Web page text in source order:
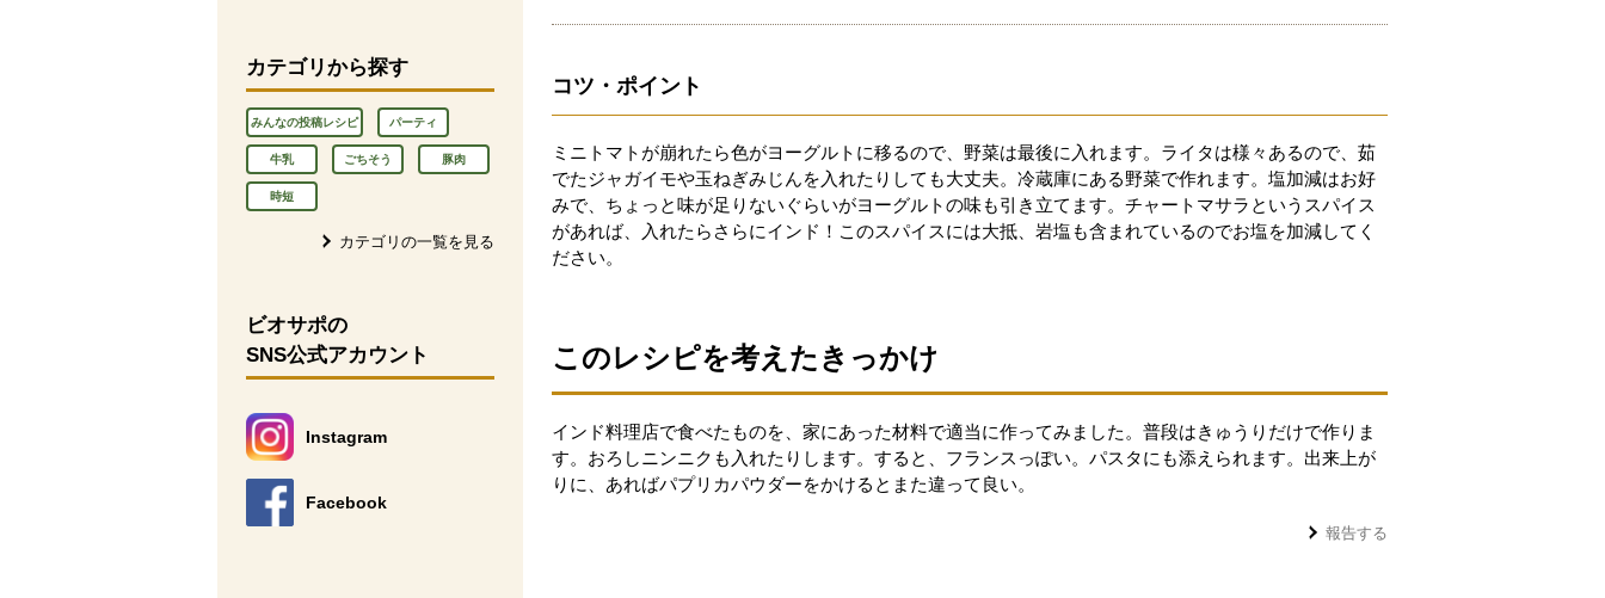
カテゴリから探す
みんなの投稿レシピ パーティ
牛乳 ごちそう 豚肉
時短
カテゴリの一覧を見る
ビオサポの
SNS公式アカウント
Instagram
別のウィンドウで開きます。
Facebook
別のウィンドウで開きます。
コツ・ポイント
ミニトマトが崩れたら色がヨーグルトに移るので、野菜は最後に入れます。ライタは様々あるので、茹
でたジャガイモや玉ねぎみじんを入れたりしても大丈夫。冷蔵庫にある野菜で作れます。塩加減はお好
みで、ちょっと味が足りないぐらいがヨーグルトの味も引き立てます。チャートマサラというスパイス
があれば、入れたらさらにインド！このスパイスには大抵、岩塩も含まれているのでお塩を加減してく
ださい。
このレシピを考えたきっかけ
インド料理店で食べたものを、家にあった材料で適当に作ってみました。普段はきゅうりだけで作りま
す。おろしニンニクも入れたりします。すると、フランスっぽい。パスタにも添えられます。出来上が
りに、あればパプリカパウダーをかけるとまた違って良い。
報告する